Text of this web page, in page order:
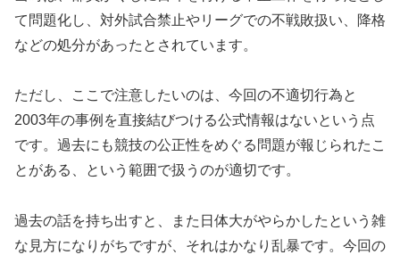
て問題化し、対外試合禁止やリーグでの不戦敗扱い、降格
などの処分があったとされています。
ただし、ここで注意したいのは、今回の不適切行為と
2003年の事例を直接結びつける公式情報はないという点
です。過去にも競技の公正性をめぐる問題が報じられたこ
とがある、という範囲で扱うのが適切です。
過去の話を持ち出すと、また日体大がやらかしたという雑
な見方になりがちですが、それはかなり乱暴です。今回の